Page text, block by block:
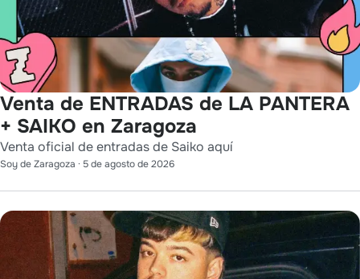
Venta de ENTRADAS de LA PANTERA
+ SAIKO en Zaragoza
Venta oficial de entradas de Saiko aquí
Soy de Zaragoza · 5 de agosto de 2026